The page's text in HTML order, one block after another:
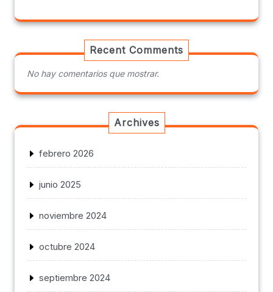
Recent Comments
No hay comentarios que mostrar.
Archives
febrero 2026
junio 2025
noviembre 2024
octubre 2024
septiembre 2024